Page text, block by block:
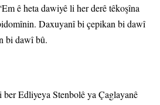
ê heta dawiyê li her derê têkoşîna
Daxuyanî bi çepikan bi dawî
bi dawî bû.
Edliyeya Stenbolê ya Çaglayanê